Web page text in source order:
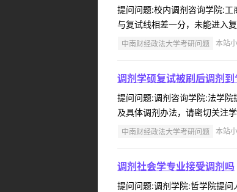
提问问题:校内调剂咨询学院:
与复试线相差一分，未能进入
中南财经政法大学考研问题 本站
调剂学硕复试被刷后调剂到
提问问题:调剂咨询学院:法学
及具体调剂办法，请密切关注
中南财经政法大学考研问题 本站
调剂社会学专业接受调剂吗
提问问题:调剂学院:哲学院提